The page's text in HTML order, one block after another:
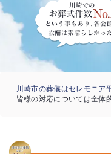
川崎市の葬儀はセレモニア
皆様の対応については全体